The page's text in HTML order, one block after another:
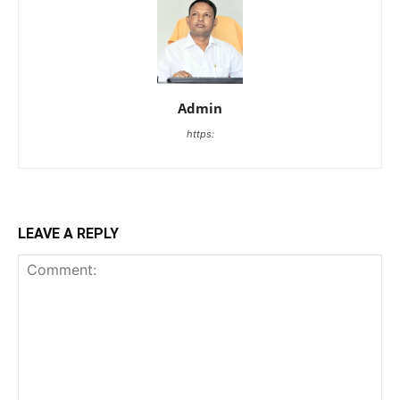
Admin
https:
LEAVE A REPLY